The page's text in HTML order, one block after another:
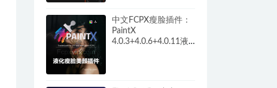
中文FCPX瘦脸插件：
PaintX
4.0.3+4.0.6+4.0.11液